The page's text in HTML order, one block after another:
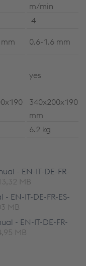
m/min
4
0.6-1.6 mm
yes
340x200x190
mm
6.2 kg
- EN-IT-DE-FR-
MB
- EN-IT-DE-FR-ES-
MB
- EN-IT-DE-FR-
MB